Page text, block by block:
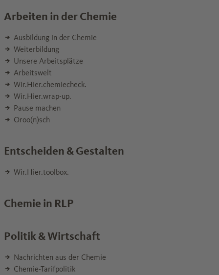
Arbeiten in der Chemie
Ausbildung in der Chemie
Weiterbildung
Unsere Arbeitsplätze
Arbeitswelt
Wir.Hier.chemiecheck.
Wir.Hier.wrap-up.
Pause machen
Oroo(n)sch
Entscheiden & Gestalten
Wir.Hier.toolbox.
Chemie in RLP
Politik & Wirtschaft
Nachrichten aus der Chemie
Chemie-Tarifpolitik